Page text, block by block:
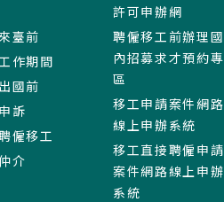
臺前
作期間
國前
訴
僱移工
介
許可申辦網
聘僱移工前辦理國
內招募求才預約專
區
移工申請案件網路
線上申辦系統
移工直接聘僱申請
案件網路線上申辦
系統